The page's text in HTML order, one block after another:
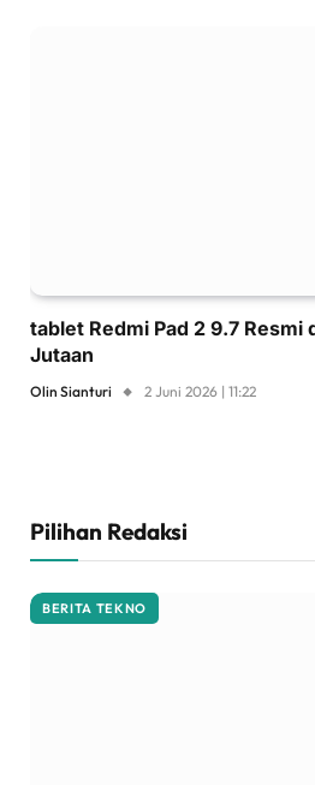
tablet Redmi Pad 2 9.7 Resmi
Jutaan
Olin Sianturi 2 Juni 2026 | 11:22
Pilihan Redaksi
BERITA TEKNO